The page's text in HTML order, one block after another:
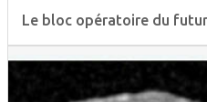
Le bloc opératoire du futur